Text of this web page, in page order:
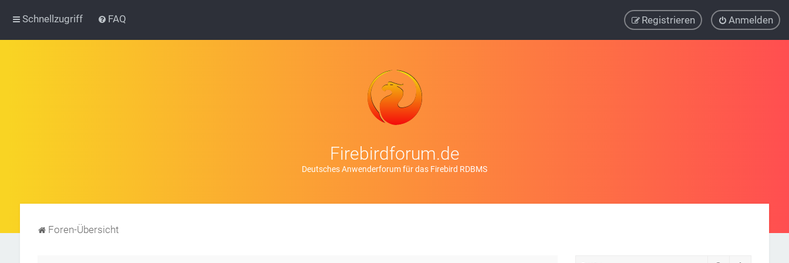
Schnellzugriff FAQ Anmelden
Registrieren
Firebirdforum.de
Deutsches Anwenderforum für das Firebird RDBMS
Foren-Übersicht